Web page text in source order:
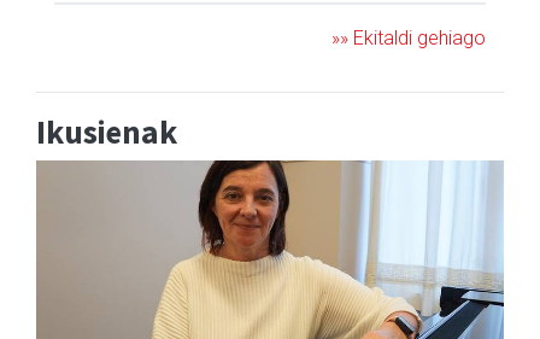
»» Ekitaldi gehiago
Ikusienak